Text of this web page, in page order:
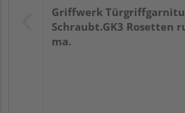
Griffwerk Türgriffgarnitur
Schraubt.GK3 Rosetten
ma.